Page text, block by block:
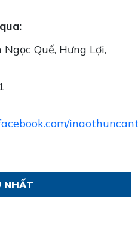
Quế, Hưng Lợi,
NHẤT